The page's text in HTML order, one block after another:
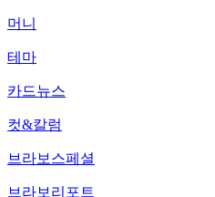
머니
테마
카드뉴스
컷&칼럼
브라보스페셜
브라보리포트